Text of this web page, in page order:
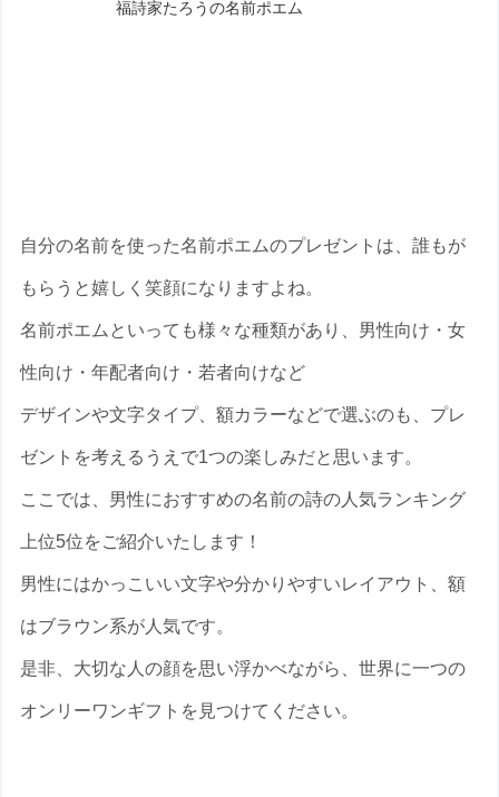
福詩家たろうの名前ポエム
自分の名前を使った名前ポエムのプレゼントは、誰もが
もらうと嬉しく笑顔になりますよね。
名前ポエムといっても様々な種類があり、男性向け・女
性向け・年配者向け・若者向けなど
デザインや文字タイプ、額カラーなどで選ぶのも、プレ
ゼントを考えるうえで1つの楽しみだと思います。
ここでは、男性におすすめの名前の詩の人気ランキング
上位5位をご紹介いたします！
男性にはかっこいい文字や分かりやすいレイアウト、額
はブラウン系が人気です。
是非、大切な人の顔を思い浮かべながら、世界に一つの
オンリーワンギフトを見つけてください。